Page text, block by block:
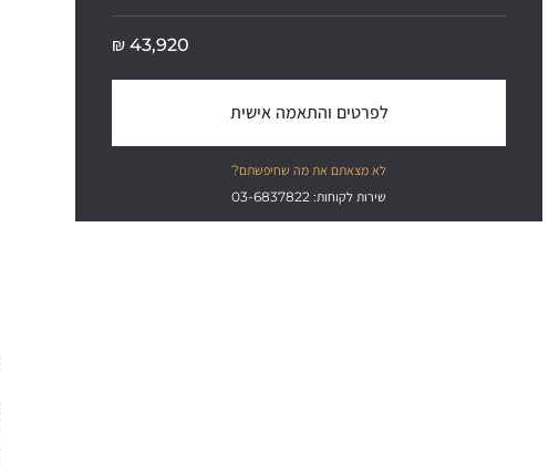
43,920
₪
לפרטים והתאמה אישית
לא מצאתם את מה שחיפשתם?
שירות לקוחות: 03-6837822